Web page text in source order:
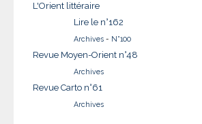
L'Orient littéraire
Lire le n°162
Archives - N°100
Revue Moyen-Orient n°48
Archives
Revue Carto n°61
Archives